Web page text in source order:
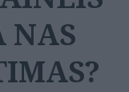
NAS